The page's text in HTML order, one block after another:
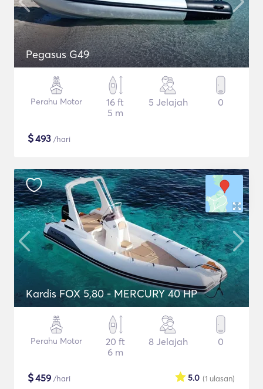
Pegasus G49
Perahu Motor
16 ft
5 m
5 Jelajah 0
$493 /hari
Kardis FOX 5,80 - MERCURY 40 HP
Perahu Motor
20 ft
6 m
8 Jelajah 0
$459 /hari (1 ulasan)
5.0